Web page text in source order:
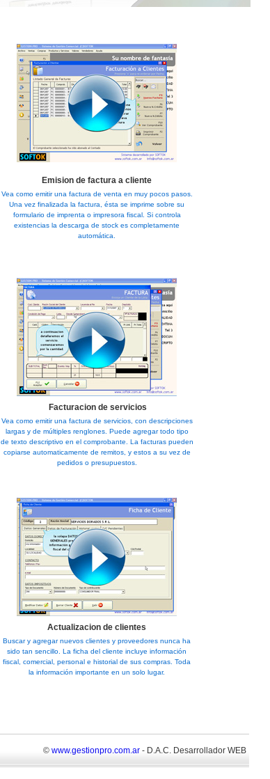
Emision de factura a cliente
Vea como emitir una factura de venta en muy pocos pasos.
Una vez finalizada la factura, ésta se imprime sobre su
formulario de imprenta o impresora fiscal. Si controla
existencias la descarga de stock es completamente
automática.
Facturacion de servicios
Vea como emitir una factura de servicios, con descripciones
largas y de múltiples renglones. Puede agregar todo tipo
de texto descriptivo en el comprobante. La facturas pueden
copiarse automaticamente de remitos, y estos a su vez de
pedidos o presupuestos.
Actualizacion de clientes
Buscar y agregar nuevos clientes y proveedores nunca ha
sido tan sencillo. La ficha del cliente incluye información
fiscal, comercial, personal e historial de sus compras. Toda
la información importante en un solo lugar.
© www.gestionpro.com.ar - D.A.C. Desarrollador WEB